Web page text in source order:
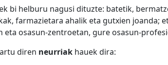
bi helburu nagusi dituzte: batetik,
farmazietara ahalik eta gutxien joanda;
eta osasun-zentroetan, gure osasun-
diren neurriak hauek dira: